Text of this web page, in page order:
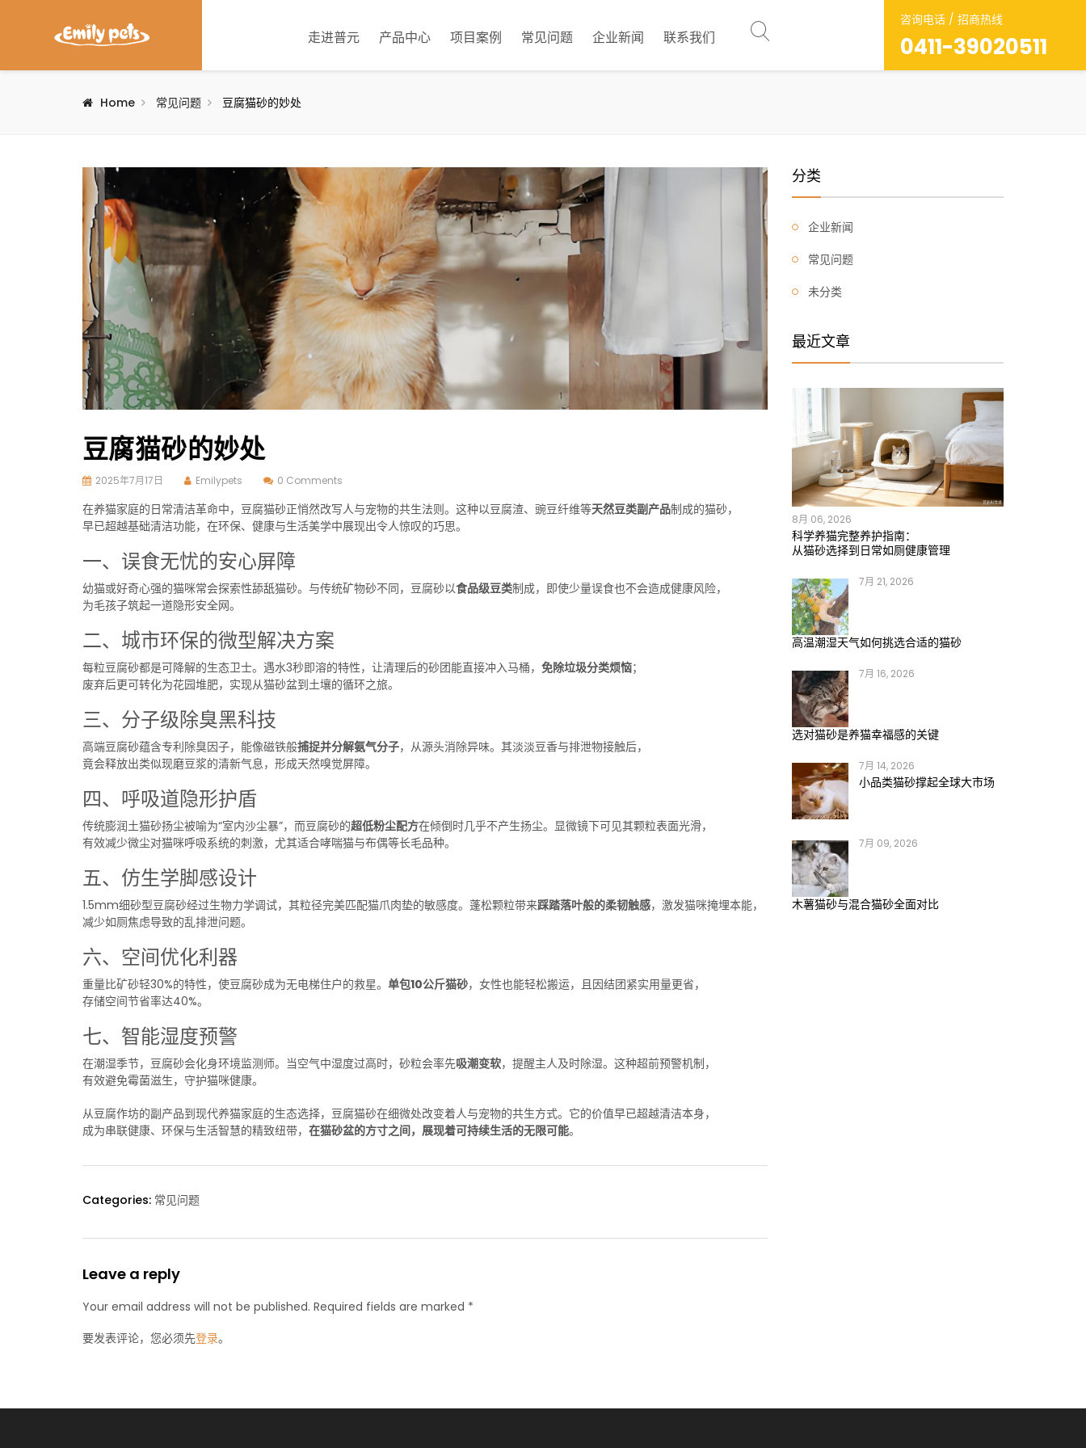
走进普元 产品中心 项目案例 常见问题 企业新闻 联系我们
咨询电话 / 招商热线
0411-39020511
Home 常见问题 豆腐猫砂的妙处
豆腐猫砂的妙处
2025年7月17日 Emilypets 0 Comments
在养猫家庭的日常清洁革命中，豆腐猫砂正悄然改写人与宠物的共生法则。这种以豆腐渣、豌豆纤维等天然豆类副产品制成的猫砂，
早已超越基础清洁功能，在环保、健康与生活美学中展现出令人惊叹的巧思。
一、误食无忧的安心屏障
幼猫或好奇心强的猫咪常会探索性舔舐猫砂。与传统矿物砂不同，豆腐砂以食品级豆类制成，即使少量误食也不会造成健康风险，
为毛孩子筑起一道隐形安全网。
二、城市环保的微型解决方案
每粒豆腐砂都是可降解的生态卫士。遇水3秒即溶的特性，让清理后的砂团能直接冲入马桶， 免除垃圾分类烦恼；
废弃后更可转化为花园堆肥，实现从猫砂盆到土壤的循环之旅。
三、分子级除臭黑科技
高端豆腐砂蕴含专利除臭因子，能像磁铁般捕捉并分解氨气分子，从源头消除异味。其淡淡豆香与排泄物接触后，
竟会释放出类似现磨豆浆的清新气息，形成天然嗅觉屏障。
四、呼吸道隐形护盾
传统膨润土猫砂扬尘被喻为“室内沙尘暴”，而豆腐砂的超低粉尘配方在倾倒时几乎不产生扬尘。显微镜下可见其颗粒表面光滑，
有效减少微尘对猫咪呼吸系统的刺激，尤其适合哮喘猫与布偶等长毛品种。
五、仿生学脚感设计
1.5mm细砂型豆腐砂经过生物力学调试，其粒径完美匹配猫爪肉垫的敏感度。蓬松颗粒带来踩踏落叶般的柔韧触感，激发猫咪掩埋本能，
减少如厕焦虑导致的乱排泄问题。
六、空间优化利器
重量比矿砂轻30%的特性，使豆腐砂成为无电梯住户的救星。 单包10公斤猫砂，女性也能轻松搬运，且因结团紧实用量更省，
存储空间节省率达40%。
七、智能湿度预警
在潮湿季节，豆腐砂会化身环境监测师。当空气中湿度过高时，砂粒会率先吸潮变软，提醒主人及时除湿。这种超前预警机制，
有效避免霉菌滋生，守护猫咪健康。
从豆腐作坊的副产品到现代养猫家庭的生态选择，豆腐猫砂在细微处改变着人与宠物的共生方式。它的价值早已超越清洁本身，
成为串联健康、环保与生活智慧的精致纽带， 在猫砂盆的方寸之间，展现着可持续生活的无限可能。
Categories: 常见问题
Leave a reply
Your email address will not be published. Required fields are marked *
要发表评论，您必须先登录。
分类
企业新闻
常见问题
未分类
最近文章
8月 06, 2026
科学养猫完整养护指南：
从猫砂选择到日常如厕健康管理
7月 21, 2026
高温潮湿天气如何挑选合适的猫砂
7月 16, 2026
选对猫砂是养猫幸福感的关键
7月 14, 2026
小品类猫砂撑起全球大市场
7月 09, 2026
木薯猫砂与混合猫砂全面对比